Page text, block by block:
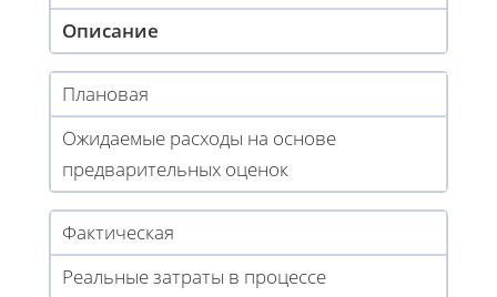
Описание
Плановая
Ожидаемые расходы на основе
предварительных оценок
Фактическая
Реальные затраты в процессе